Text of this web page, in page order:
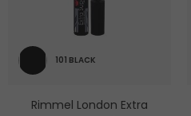
101 BLACK
Rimmel London Extra